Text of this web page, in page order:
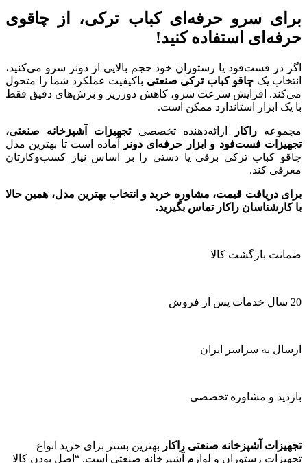
برای سرو حرفه‌ای کباب ترکی، از چاقوی
حرفه‌ای استفاده کنید!
اگر در فست‌فود یا رستوران خود حجم بالایی از دونر سرو می‌کنید،
انتخاب یک چاقو کباب ترکی صنعتی باکیفیت عملکرد شما را متحول
می‌کند. افزایش سرعت سرو، کاهش دورریز و برش‌های دقیق فقط
با یک ابزار استاندارد ممکن است.
مجموعهراکار ارائه‌دهنده تخصصیتجهیزات آشپزخانه صنعتی،
تجهیزات فست‌فود و ابزار حرفه‌ای دونر
آماده است تا بهترین مدل
چاقو کباب ترکی برقی یا دستی را بر اساس نیاز کسب‌وکارتان
معرفی کند.
برای دریافت قیمت، مشاوره خرید و انتخاب بهترین مدل، همین حالا
با کارشناسان راکار تماس بگیرید.
ضمانت بازگشت کالا
20 سال خدمات پس از فروش
ارسال به سراسر ایران
بازدید و مشاوره تخصصی
تجهیزات آشپزخانه صنعتی راکار بهترین بستر برای خرید انواع
تجهیزات رستوران و لوازم آشپزخانه صنعتی است. “اصل بودن کالا